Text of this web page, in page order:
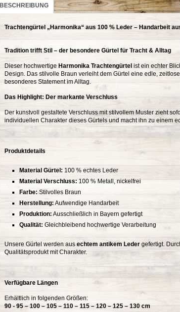
BESCHREIBUNG
Trachtengürtel „Harmonika“ aus 100 % Leder – Handarbeit
Tradition trifft Stil – der besondere Gürtel für Tracht & Alltag
Dieser hochwertige Harmonika Trachtengürtel ist ein echter
Design. Das stilvolle Braun verleiht dem Gürtel eine edle,
besonderes Statement im Alltag.
Das Highlight: Der markante Verschluss
Der kunstvoll gestaltete Verschluss mit stilvollem Muster zieht
individuellen Charakter dieses Gürtels und macht ihn zu einem
Produktdetails
Material Gürtel: 100 % echtes Leder
Material Verschluss: 100 % Metall, nickelfrei
Farbe:Stilvolles Braun
Herstellung: Aufwendige Handarbeit
Produktion: Ausschließlich in Bayern gefertigt
Qualität: Gleichbleibend hochwertige Verarbeitung
Unsere Gürtel werden ausechtem antikem Leder gefertigt.
Qualitätsprodukt mit Charakter.
Verfügbare Längen
Erhältlich in folgenden Größen:
90 - 95 – 100 – 105 – 110 – 115 – 120 – 125 – 130 cm